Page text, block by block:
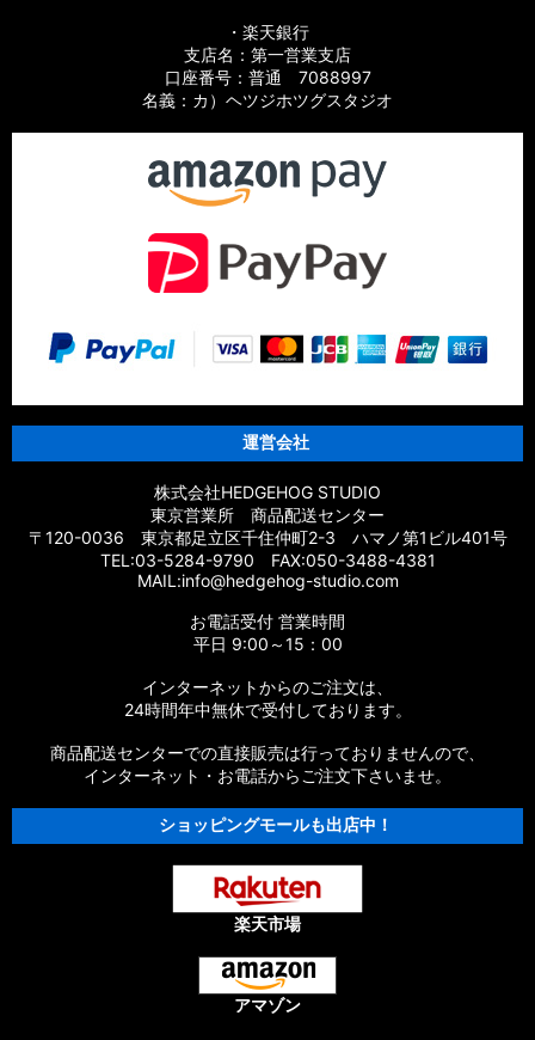
・楽天銀行
支店名：第一営業支店
口座番号：普通 7088997
名義：カ）ヘツジホツグスタジオ
運営会社
株式会社HEDGEHOG STUDIO
東京営業所 商品配送センター
〒120-0036 東京都足立区千住仲町2-3 ハマノ第1ビル401号
TEL:03-5284-9790 FAX:050-3488-4381
MAIL:info@hedgehog-studio.com
お電話受付 営業時間
平日 9:00～15：00
インターネットからのご注文は、
24時間年中無休で受付しております。
商品配送センターでの直接販売は行っておりませんので、
インターネット・お電話からご注文下さいませ。
ショッピングモールも出店中！
楽天市場
アマゾン